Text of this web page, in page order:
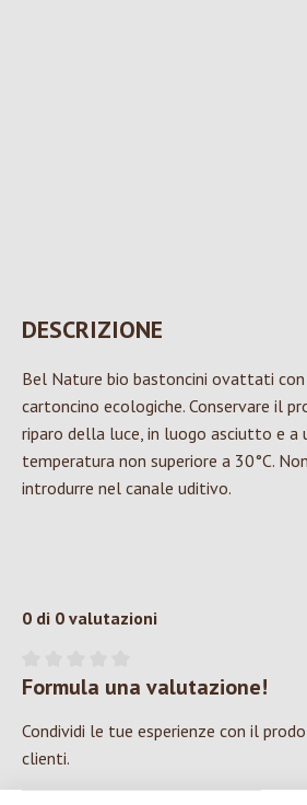
DESCRIZIONE
Bel Nature bio bastoncini ovattati
cartoncino ecologiche. Conservare il
riparo della luce, in luogo asciutto e a
temperatura non superiore a 30°C. Non
introdurre nel canale uditivo.
0 di 0 valutazioni
Valutazione media di 0 su 5 stelle
Formula una valutazione!
Condividi le tue esperienze con il
clienti.